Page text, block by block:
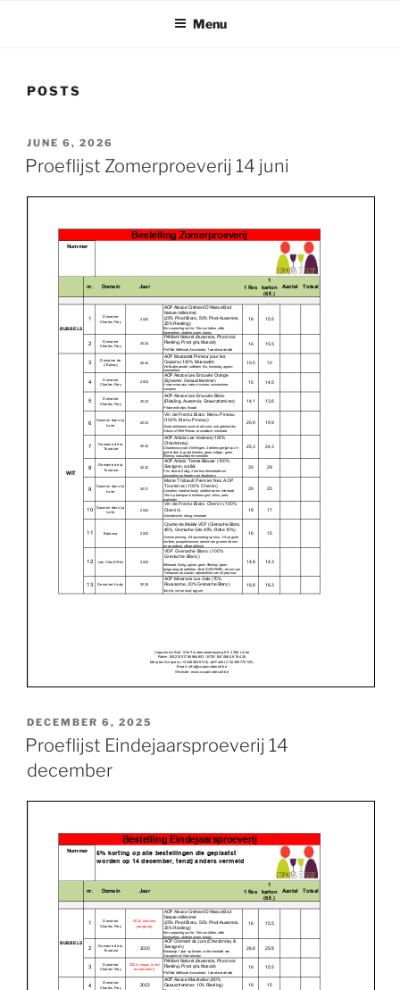
Menu
POSTS
POSTED
ON
JUNE 6, 2026
Proeflijst Zomerproeverij 14 juni
POSTED
ON
DECEMBER 6, 2025
Proeflijst Eindejaarsproeverij 14
december